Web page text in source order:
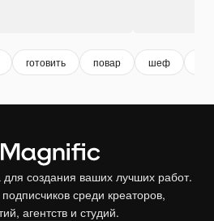
готовить повар шеф
создания ваших лучших работ.
среди креаторов,
агентств и студий.